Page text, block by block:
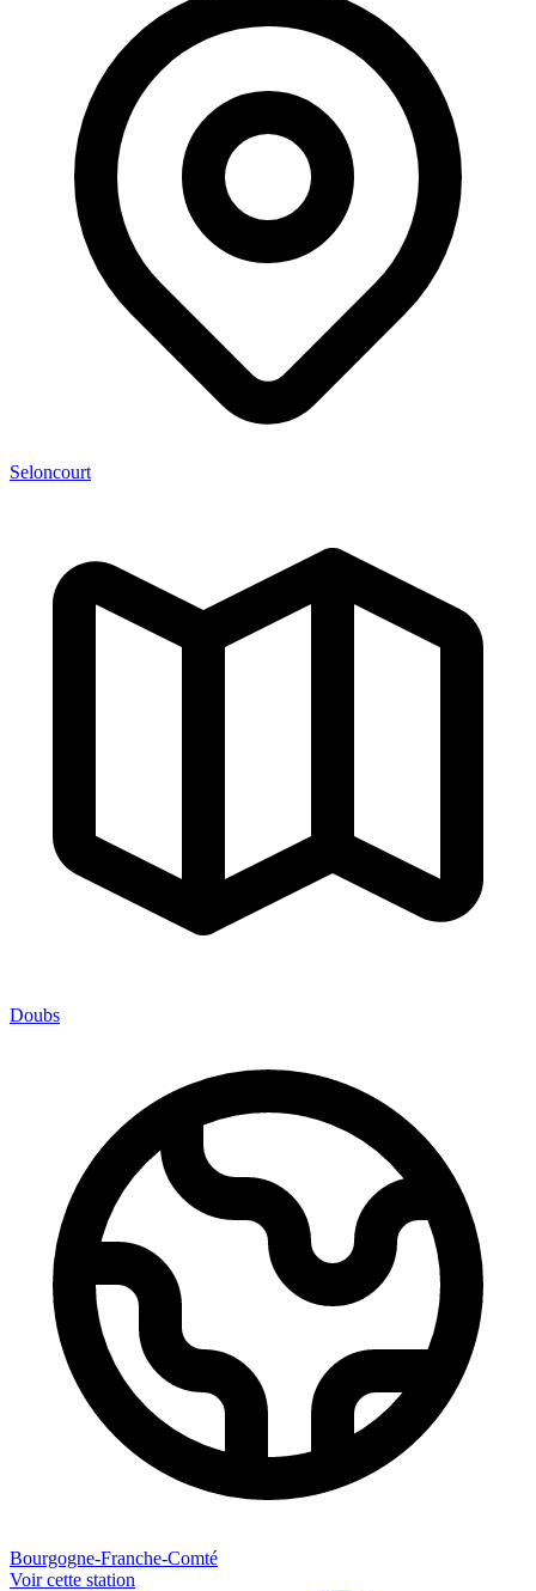
Seloncourt
Doubs
Bourgogne-Franche-Comté
Voir cette station